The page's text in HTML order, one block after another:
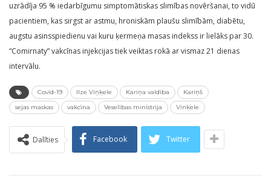
uzrādīja 95 % iedarbīgumu simptomātiskas slimības novēršanai, to vidū
pacientiem, kas sirgst ar astmu, hroniskām plaušu slimībām, diabētu,
augstu asinsspiedienu vai kuru ķermeņa masas indekss ir lielāks par 30.
“Comirnaty” vakcīnas injekcijas tiek veiktas rokā ar vismaz 21 dienas
intervālu.
Covid-19 Ilze Viņķele Kariņa valdība
Kariņš
sejas maskas
vakcīna Veselības ministrija Vinķele
Dalīties Facebook Twitter